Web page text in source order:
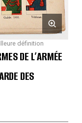
définition
DE L’ARMÉE
DES